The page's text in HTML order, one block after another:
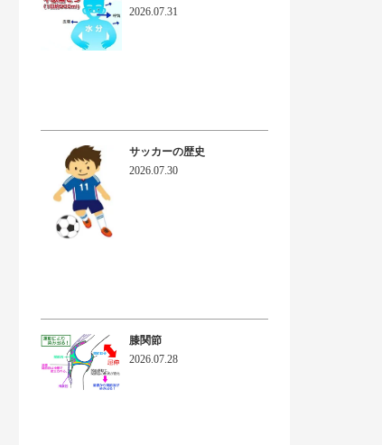
2026.07.31
サッカーの歴史
2026.07.30
膝関節
2026.07.28